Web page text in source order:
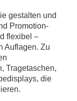
gestalten und
Promotion-
flexibel –
Auflagen. Zu
Tragetaschen,
die